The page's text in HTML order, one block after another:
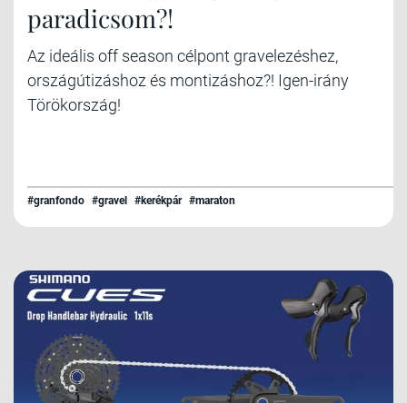
paradicsom?!
Az ideális off season célpont gravelezéshez,
országútizáshoz és montizáshoz?! Igen-irány
Törökország!
#granfondo #gravel #kerékpár #maraton